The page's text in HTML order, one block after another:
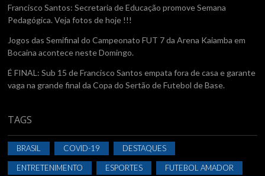
Francisco Santos: Secretaria de Educação promove Semana
Pedagógica. Veja fotos de hoje !!!
Jogos das Semifinal do Campeonato FUT 7 da Arena Kaiamba em
Bocaina acontece neste Domingo.
É FINAL: Sub 15 de Francisco Santos empata fora de casa e garante
vaga na grande final da Copa do Sertão de Futebol de Base.
TAGS
BRASIL COVID-19 DESTAQUES
ENTRETENIMENTO ESPORTES FUTEBOL AMADOR